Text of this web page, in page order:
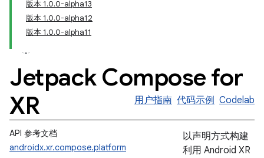
版本 1.0.0-alpha13
版本 1.0.0-alpha12
版本 1.0.0-alpha11
Jetpack Compose for
XR
用户指南 代码示例 Codelab
API 参考文档
androidx.xr.compose.platform
以声明方式构建
利用 Android XR